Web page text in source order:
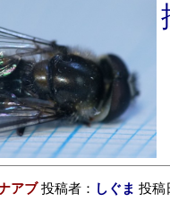
アブ投稿者： しぐま 投稿